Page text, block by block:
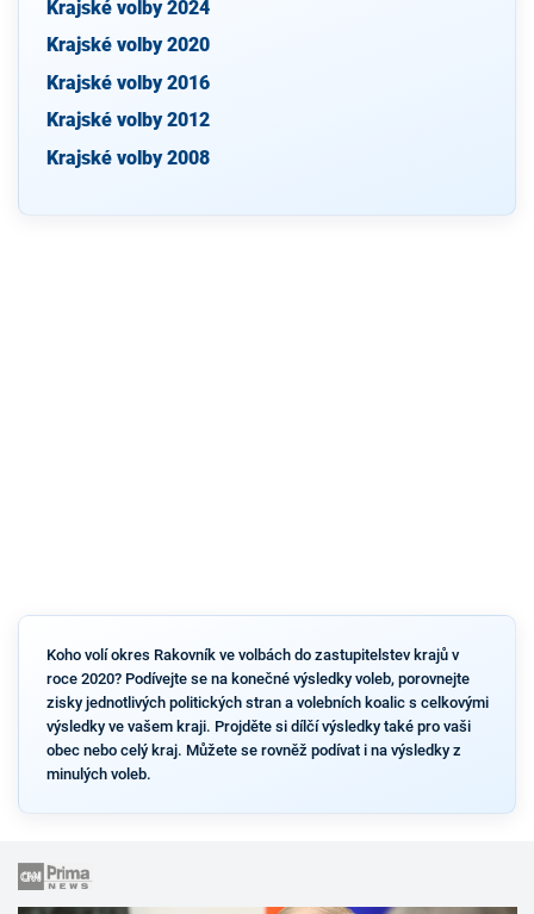
Krajské volby 2024
Krajské volby 2020
Krajské volby 2016
Krajské volby 2012
Krajské volby 2008
Koho volí okres Rakovník ve volbách do zastupitelstev krajů v
roce 2020? Podívejte se na konečné výsledky voleb, porovnejte
zisky jednotlivých politických stran a volebních koalic s celkovými
výsledky ve vašem kraji. Projděte si dílčí výsledky také pro vaši
obec nebo celý kraj. Můžete se rovněž podívat i na výsledky z
minulých voleb.